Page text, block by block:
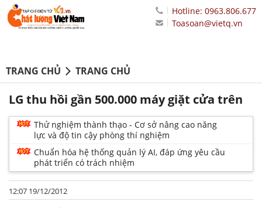
Hotline: 0963.806.677
Toasoan@vietq.vn
TRANG CHỦ TRANG CHỦ
LG thu hồi gần 500.000 máy giặt cửa trên
Thử nghiệm thành thạo - Cơ sở nâng cao năng
lực và độ tin cậy phòng thí nghiệm
Chuẩn hóa hệ thống quản lý AI, đáp ứng yêu cầu
phát triển có trách nhiệm
12:07 19/12/2012